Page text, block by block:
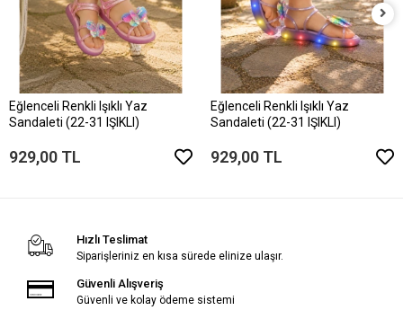
Eğlenceli Renkli Işıklı Yaz
Sandaleti (22-31 IŞIKLI)
929,00 TL
Eğlenceli Renkli Işıklı Yaz
Sandaleti (22-31 IŞIKLI)
929,00 TL
Hızlı Teslimat
Siparişleriniz en kısa sürede elinize ulaşır.
Güvenli Alışveriş
Güvenli ve kolay ödeme sistemi